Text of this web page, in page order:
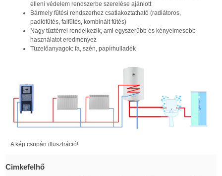
elleni védelem rendszerbe szerelése ajánlott
Bármely fűtési rendszerhez csatlakoztatható (radiátoros,
padlófűtés, falfűtés, kombinált fűtés)
Nagy tűztérrel rendelkezik, ami egyszerűbb és kényelmesebb
használatot eredményez
Tüzelőanyagok: fa, szén, papírhulladék
A kép csupán illusztráció!
Cimkefelhő